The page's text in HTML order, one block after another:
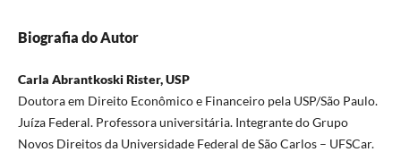
Biografia do Autor
Carla Abrantkoski Rister, USP
Doutora em Direito Econômico e Financeiro pela USP/São Paulo.
Juíza Federal. Professora universitária. Integrante do Grupo
Novos Direitos da Universidade Federal de São Carlos – UFSCar.